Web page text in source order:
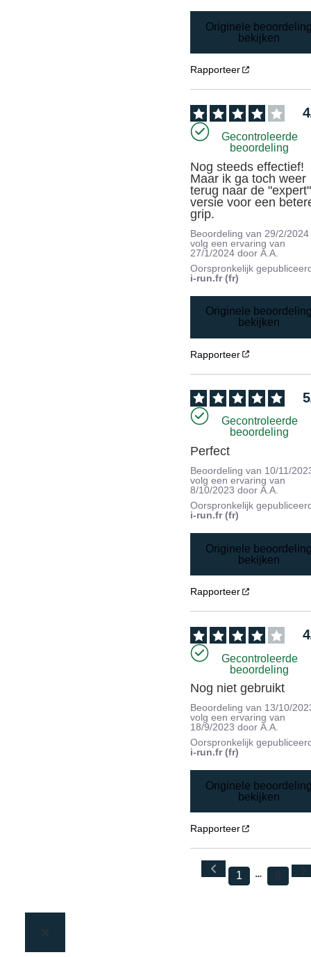
Originele
bekijken
Rapporteer
4
Gecontroleerde
beoordeling
Nog steeds effectief!
Maar ik ga toch weer
terug naar de
versie voor een
grip.
Beoordeling van 29/2/2024
volg een ervaring van
27/1/2024 doorA.A.
Oorspronkelijk
i-run.fr (fr)
Originele
bekijken
Rapporteer
5
Gecontroleerde
beoordeling
Perfect
Beoordeling van 10/11/
volg een ervaring van
8/10/2023 doorA.A.
Oorspronkelijk
i-run.fr (fr)
Originele
bekijken
Rapporteer
4
Gecontroleerde
beoordeling
Nog niet gebruikt
Beoordeling van 13/10/
volg een ervaring van
18/9/2023 doorA.A.
Oorspronkelijk
i-run.fr (fr)
Originele
bekijken
Rapporteer
1 8